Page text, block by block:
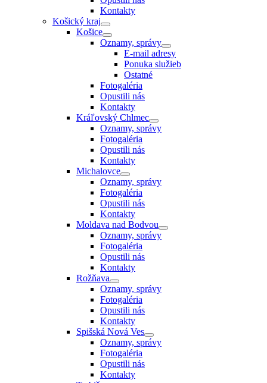
Kontakty
Košický kraj
Košice
Oznamy, správy
E-mail adresy
Ponuka služieb
Ostatné
Fotogaléria
Opustili nás
Kontakty
Kráľovský Chlmec
Oznamy, správy
Fotogaléria
Opustili nás
Kontakty
Michalovce
Oznamy, správy
Fotogaléria
Opustili nás
Kontakty
Moldava nad Bodvou
Oznamy, správy
Fotogaléria
Opustili nás
Kontakty
Rožňava
Oznamy, správy
Fotogaléria
Opustili nás
Kontakty
Spišská Nová Ves
Oznamy, správy
Fotogaléria
Opustili nás
Kontakty